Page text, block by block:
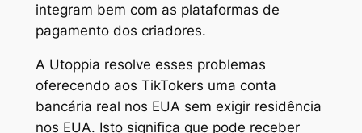
integram bem com as plataformas de
pagamento dos criadores.
A Utoppia resolve esses problemas
oferecendo aos TikTokers uma conta
bancária real nos EUA sem exigir residência
nos EUA. Isto significa que pode receber